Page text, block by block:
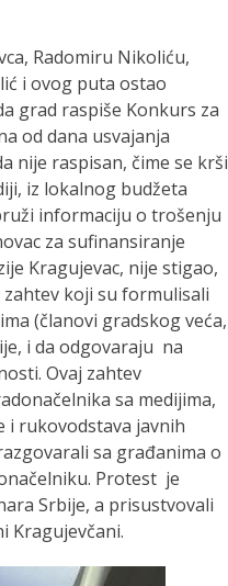
Radomiru Nikoliću,
i ovog puta ostao
grad raspiše Konkurs za
od dana usvajanja
nije raspisan, čime se krši
iz lokalnog budžeta
informaciju o trošenju
za sufinansiranje
Kragujevac, nije stigao,
koji su formulisali
(članovi gradskog veća,
i da odgovaraju na
Ovaj zahtev
sa medijima,
i rukovodstava javnih
sa građanima o
Protest je
Srbije, a prisustvovali
Kragujevčani.